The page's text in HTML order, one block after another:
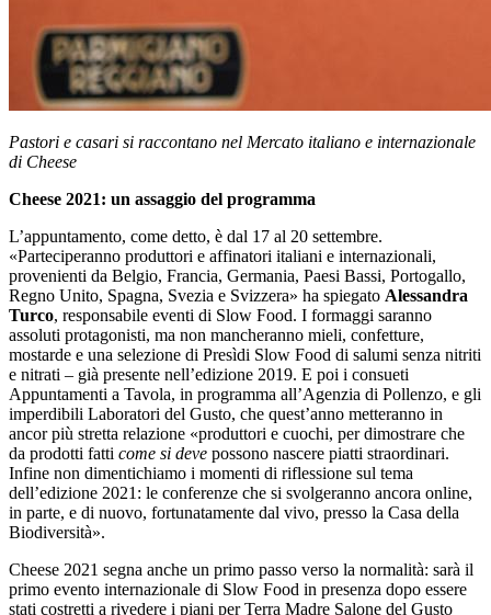
Pastori e casari si raccontano nel Mercato italiano e internazionale
di Cheese
Cheese 2021: un assaggio del programma
L’appuntamento, come detto, è dal 17 al 20 settembre.
«Parteciperanno produttori e affinatori italiani e internazionali,
provenienti da Belgio, Francia, Germania, Paesi Bassi, Portogallo,
Regno Unito, Spagna, Svezia e Svizzera» ha spiegato Alessandra
Turco, responsabile eventi di Slow Food. I formaggi saranno
assoluti protagonisti, ma non mancheranno mieli, confetture,
mostarde e una selezione di Presìdi Slow Food di salumi senza nitriti
e nitrati – già presente nell’edizione 2019. E poi i consueti
Appuntamenti a Tavola, in programma all’Agenzia di Pollenzo, e gli
imperdibili Laboratori del Gusto, che quest’anno metteranno in
ancor più stretta relazione «produttori e cuochi, per dimostrare che
da prodotti fatti come si deve possono nascere piatti straordinari.
Infine non dimentichiamo i momenti di riflessione sul tema
dell’edizione 2021: le conferenze che si svolgeranno ancora online,
in parte, e di nuovo, fortunatamente dal vivo, presso la Casa della
Biodiversità».
Cheese 2021 segna anche un primo passo verso la normalità: sarà il
primo evento internazionale di Slow Food in presenza dopo essere
stati costretti a rivedere i piani per Terra Madre Salone del Gusto